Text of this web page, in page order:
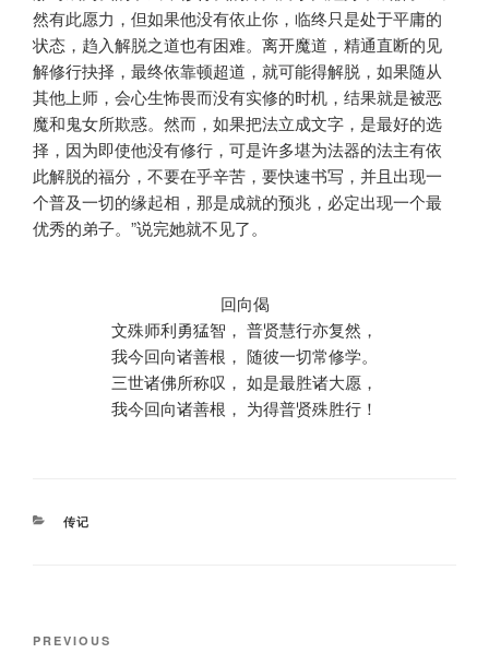
然有此愿力，但如果他没有依止你，临终只是处于平庸的
状态，趋入解脱之道也有困难。离开魔道，精通直断的见
解修行抉择，最终依靠顿超道，就可能得解脱，如果随从
其他上师，会心生怖畏而没有实修的时机，结果就是被恶
魔和鬼女所欺惑。然而，如果把法立成文字，是最好的选
择，因为即使他没有修行，可是许多堪为法器的法主有依
此解脱的福分，不要在乎辛苦，要快速书写，并且出现一
个普及一切的缘起相，那是成就的预兆，必定出现一个最
优秀的弟子。”说完她就不见了。
回向偈
文殊师利勇猛智， 普贤慧行亦复然，
我今回向诸善根， 随彼一切常修学。
三世诸佛所称叹， 如是最胜诸大愿，
我今回向诸善根， 为得普贤殊胜行！
CATEGORIES
传记
Post
Previous
PREVIOUS